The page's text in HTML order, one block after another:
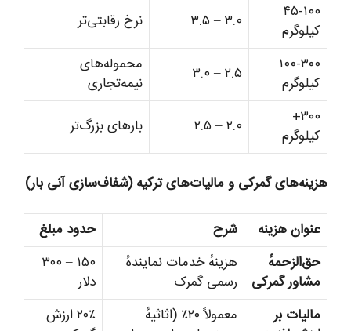
۴۵-۱۰۰
کیلوگرم
۳.۰ – ۳.۵
نرخ رقابتی‌تر
۱۰۰-۳۰۰
کیلوگرم
۲.۵ – ۳.۰
محموله‌های
نیمه‌تجاری
۳۰۰+
کیلوگرم
۲.۰ – ۲.۵ بارهای بزرگ‌تر
هزینه‌های گمرکی و مالیات‌های ترکیه (شفاف‌سازی آنی بار)
عنوان هزینه شرح
حدود مبلغ
حق‌الزحمهٔ
مشاور گمرکی
هزینهٔ خدمات نمایندهٔ
رسمی گمرک
۱۵۰ – ۳۰۰
دلار
مالیات بر
معمولاً ۲۰٪ (اثاثیهٔ
۲۰٪ ارزش